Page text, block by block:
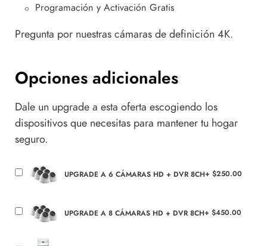
Programación y Activación Gratis
Pregunta por nuestras cámaras de definición 4K.
Opciones adicionales
Dale un upgrade a esta oferta escogiendo los
dispositivos que necesitas para mantener tu hogar
seguro.
UPGRADE A 6 CÁMARAS HD + DVR 8CH+ $250.00
UPGRADE A 8 CÁMARAS HD + DVR 8CH+ $450.00